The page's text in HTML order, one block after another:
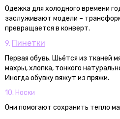
Одежка для холодного времени
заслуживают модели –
превращается в конверт.
9. Пинетки
Первая обувь. Шьётся из тканей
махры, хлопка, тонкого
Иногда обувку вяжут из пряжи.
10. Носки
Они помогают сохранить тепло